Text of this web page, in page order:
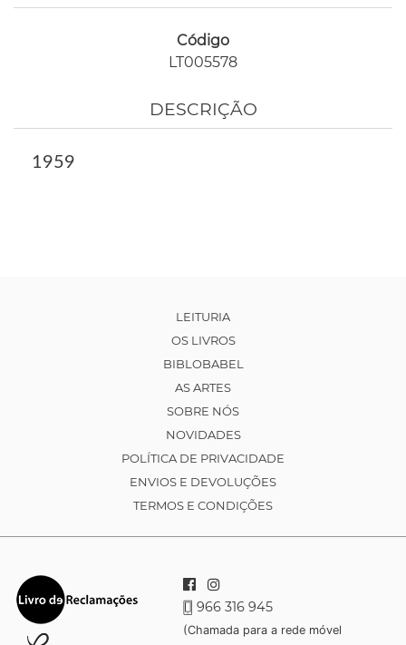
Código
LT005578
DESCRIÇÃO
1959
LEITURIA
OS LIVROS
BIBLOBABEL
AS ARTES
SOBRE NÓS
NOVIDADES
POLÍTICA DE PRIVACIDADE
ENVIOS E DEVOLUÇÕES
TERMOS E CONDIÇÕES
966 316 945
(Chamada para a rede móvel